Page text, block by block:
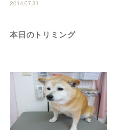
2014.07.31
本日のトリミング